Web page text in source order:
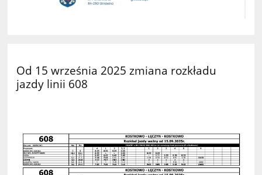
Od 15 września 2025 zmiana rozkładu
jazdy linii 608